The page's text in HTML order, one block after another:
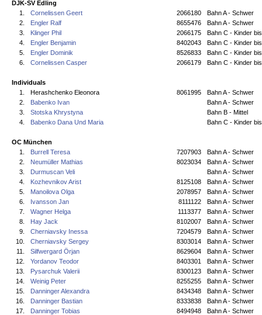
DJK-SV Edling
1.
Cornelissen Geert 2066180
Bahn A - Schwer
2.
Engler Ralf 8655476
Bahn A - Schwer
3.
Klinger Phil 2066175
Bahn C - Kinder
4.
Engler Benjamin 8402043
Bahn C - Kinder
5.
Engler Dominik 8526833
Bahn C - Kinder
6.
Cornelissen Casper 2066179 Bahn C - Kinder
Individuals
1.
Herashchenko Eleonora 8061995
Bahn A - Schwer
2.
Babenko Ivan
Bahn A - Schwer
3.
Stotska Khrystyna
Bahn B - Mittel
4.
Babenko Dana Und Maria Bahn C - Kinder
OC München
1.
Burrell Teresa 7207903
Bahn A - Schwer
2.
Neumüller Mathias 8023034
Bahn A - Schwer
3.
Durmuscan Veli
Bahn A - Schwer
4.
Kozhevnikov Arist 8125108
Bahn A - Schwer
5.
Manoilova Olga 2078957
Bahn A - Schwer
6.
Ivansson Jan 8111122
Bahn A - Schwer
7.
Wagner Helga 1113377
Bahn A - Schwer
8.
Hay Jack 8102007
Bahn A - Schwer
9.
Cherniavsky Inessa 7204579
Bahn A - Schwer
10.
Cherniavsky Sergey 8303014
Bahn A - Schwer
11.
Silfwergard Örjan 8629604
Bahn A - Schwer
12.
Yordanov Teodor 8403301
Bahn A - Schwer
13.
Pysarchuk Valerii 8300123
Bahn A - Schwer
14.
Weinig Peter 8255255
Bahn A - Schwer
15.
Danninger Alexandra 8434348
Bahn A - Schwer
16.
Danninger Bastian 8333838
Bahn A - Schwer
17.
Danninger Tobias 8494948
Bahn A - Schwer